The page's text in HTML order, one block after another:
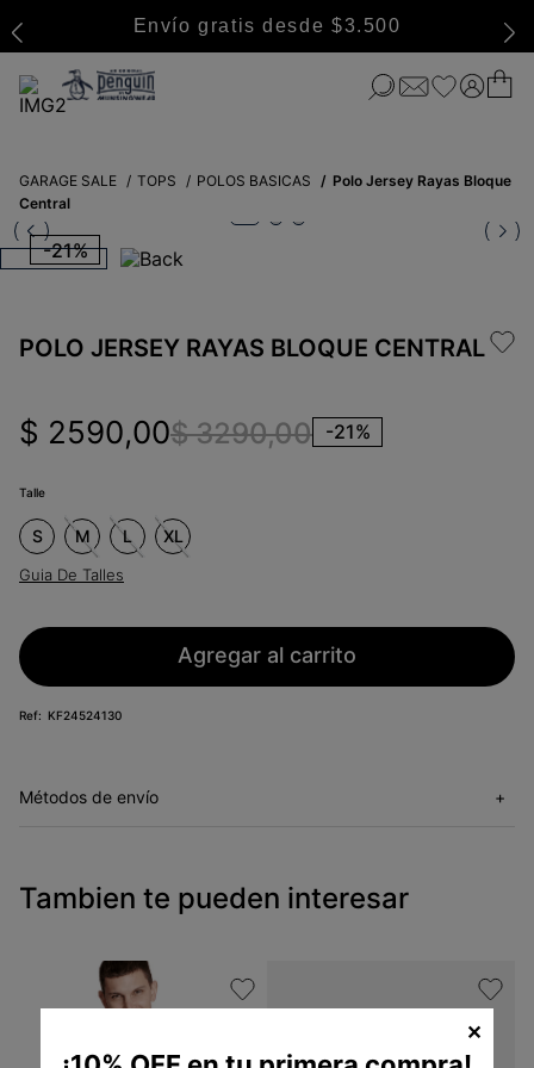
Envío gratis desde $3.500
GARAGE SALE TOPS POLOS BASICAS
Polo Jersey Rayas Bloque
Central
-21%
POLO JERSEY RAYAS BLOQUE CENTRAL
$ 2590,00$ 3290,00 -21%
Talle
S M L XL
Guia De Talles
Agregar al carrito
KF24524130
Métodos de envío +
Tambien te pueden interesar
✕